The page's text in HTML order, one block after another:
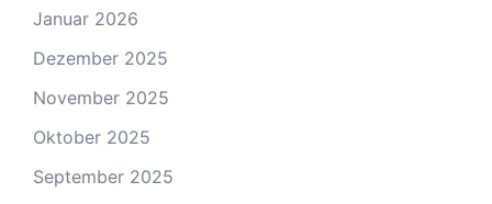
Januar 2026
Dezember 2025
November 2025
Oktober 2025
September 2025